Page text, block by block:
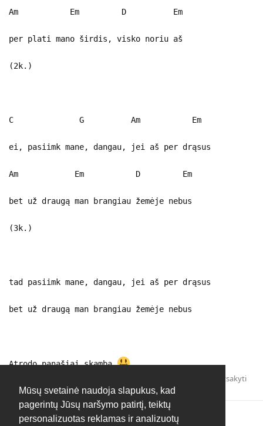
Mūsų svetainė naudoja slapukus, kad
pagerintų Jūsų naršymo patirtį, teiktų
personalizuotas reklamas ir analizuotų
Am Em D Em
per plati mano širdis, visko noriu aš
(2k.)
C G Am Em
ei, pasiimk mane, dangau, jei aš per drąsus
Am Em D Em
bet už draugą man brangiau žemėje nebus
(3k.)
tad pasiimk mane, dangau, jei aš per drąsus
bet už draugą man brangiau žemėje nebus
Atrodo panašiai skamba
Atsakyti